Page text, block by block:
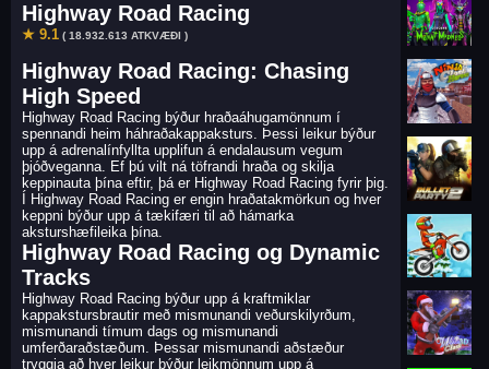
Highway Road Racing
★ 9.1 ( 18.932.613 ATKVÆÐI )
Highway Road Racing: Chasing
High Speed
Highway Road Racing býður hraðaáhugamönnum í
spennandi heim háhraðakappaksturs. Þessi leikur býður
upp á adrenalínfyllta upplifun á endalausum vegum
þjóðveganna. Ef þú vilt ná töfrandi hraða og skilja
keppinauta þína eftir, þá er Highway Road Racing fyrir þig.
Í Highway Road Racing er engin hraðatakmörkun og hver
keppni býður upp á tækifæri til að hámarka
aksturshæfileika þína.
Highway Road Racing og Dynamic
Tracks
Highway Road Racing býður upp á kraftmiklar
kappakstursbrautir með mismunandi veðurskilyrðum,
mismunandi tímum dags og mismunandi
umferðaraðstæðum. Þessar mismunandi aðstæður
tryggja að hver leikur býður leikmönnum upp á